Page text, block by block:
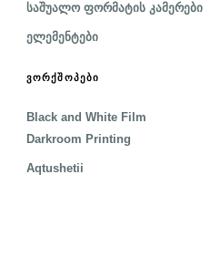
საშუალო ფორმატის კამერები
ელემენტები
ᲕᲝᲠᲥᲨᲝᲞᲔᲑᲘ
Black and White Film
Darkroom Printing
Aqtushetii